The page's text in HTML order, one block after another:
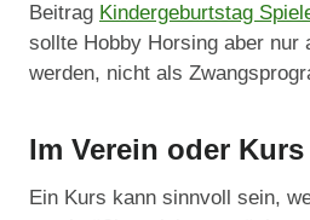
Beitrag Kindergeburtstag
sollte Hobby Horsing aber nur
werden, nicht als
Im Verein oder Kurs
Ein Kurs kann sinnvoll sein,